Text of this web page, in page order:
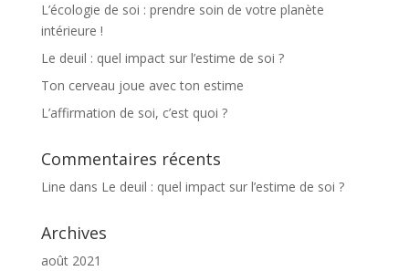
L’écologie de soi : prendre soin de votre planète
intérieure !
Le deuil : quel impact sur l’estime de soi ?
Ton cerveau joue avec ton estime
L’affirmation de soi, c’est quoi ?
Commentaires récents
Line dans Le deuil : quel impact sur l’estime de soi ?
Archives
août 2021